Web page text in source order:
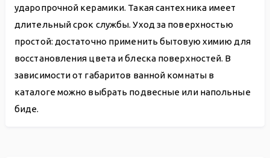
ударопрочной керамики. Такая сантехника имеет
длительный срок службы. Уход за поверхностью
простой: достаточно применить бытовую химию для
восстановления цвета и блеска поверхностей. В
зависимости от габаритов ванной комнаты в
каталоге можно выбрать подвесные или напольные
биде.